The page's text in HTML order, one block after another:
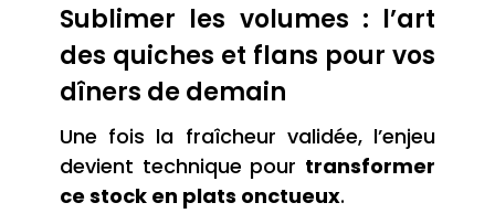
Sublimer les volumes : l’art
des quiches et flans pour vos
dîners de demain
Une fois la fraîcheur validée, l’enjeu
devient technique pour transformer
ce stock en plats onctueux.